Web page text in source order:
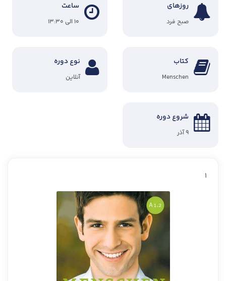
روزهای
صبح فرد
ساعت
۱۰ الی ۱۳:۳۰
کتاب
Menschen
نوع دوره
آنلاین
شروع دوره
۹ آذر
1